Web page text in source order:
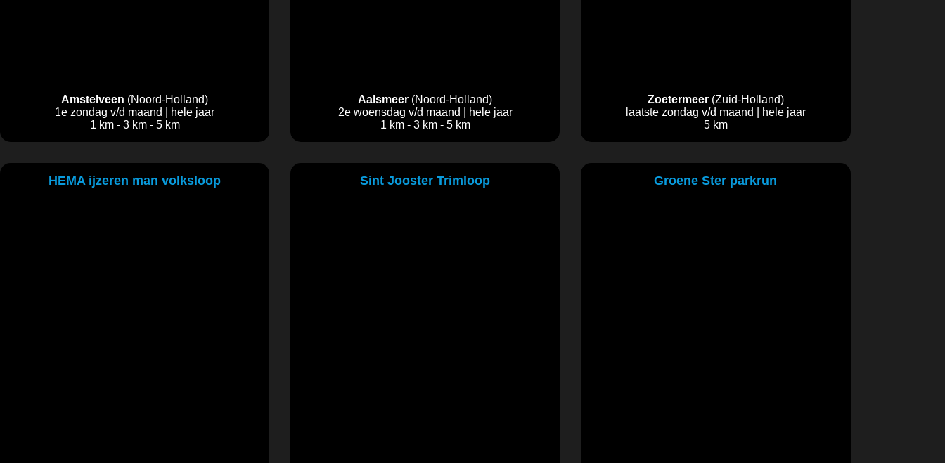
Amstelveen (Noord-Holland)
1e zondag v/d maand | hele jaar
1 km - 3 km - 5 km
Aalsmeer (Noord-Holland)
2e woensdag v/d maand | hele jaar
1 km - 3 km - 5 km
Zoetermeer(Zuid-Holland)
laatste zondag v/d maand | hele jaar
5 km
HEMA ijzeren man volksloop Sint Jooster Trimloop Groene Ster parkrun